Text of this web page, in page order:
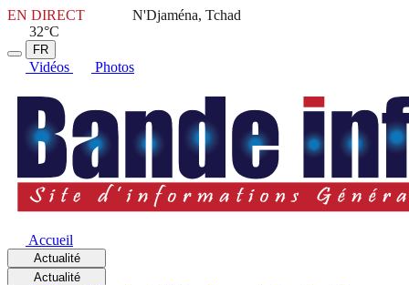
EN DIRECT
N'Djaména, Tchad
32°C
FR
Vidéos Photos
Accueil
Actualité
Actualité